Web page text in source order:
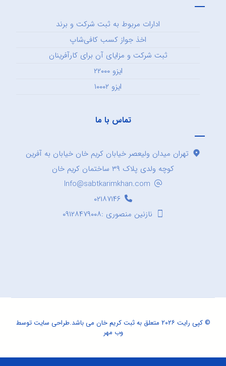
ادارات مربوط به ثبت شرکت و برند
اخذ جواز کسب کافی‌شاپ
ثبت شرکت و مزایای آن برای کارآفرینان
ایزو ۲۲۰۰۰
ایزو ۱۰۰۰۲
تماس با ما
تهران میدان ولیعصر خیابان کریم خان خیابان به آفرین
کوچه ولدی پلاک ۳۹ ساختمان کریم خان
Info@sabtkarimkhan.com
۰۲۱۸۷۱۴۶
نازنین منصوری :۰۹۱۲۸۴۷۹۰۰۸
© کپی رایت ۲۰۲۶ متعلق به ثبت کریم خان می باشد. طراحی سایتتوسط
وب مهر